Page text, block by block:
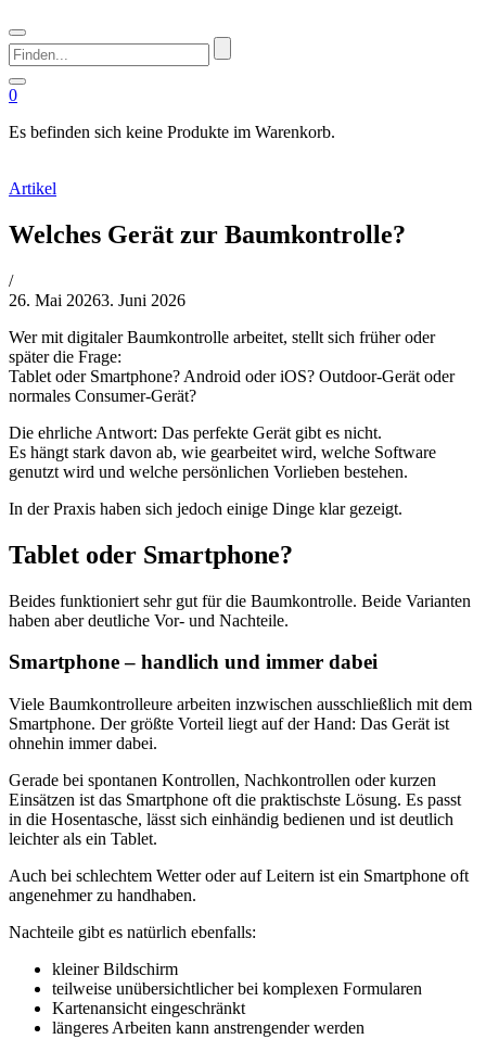
Finden...
0
Es befinden sich keine Produkte im Warenkorb.
Artikel
Welches Gerät zur Baumkontrolle?
von
Philipp
/
26. Mai 20263. Juni 2026
Wer mit digitaler Baumkontrolle arbeitet, stellt sich früher oder
später die Frage:
Tablet oder Smartphone? Android oder iOS? Outdoor-Gerät oder
normales Consumer-Gerät?
Die ehrliche Antwort: Das perfekte Gerät gibt es nicht.
Es hängt stark davon ab, wie gearbeitet wird, welche Software
genutzt wird und welche persönlichen Vorlieben bestehen.
In der Praxis haben sich jedoch einige Dinge klar gezeigt.
Tablet oder Smartphone?
Beides funktioniert sehr gut für die Baumkontrolle. Beide Varianten
haben aber deutliche Vor- und Nachteile.
Smartphone – handlich und immer dabei
Viele Baumkontrolleure arbeiten inzwischen ausschließlich mit dem
Smartphone. Der größte Vorteil liegt auf der Hand: Das Gerät ist
ohnehin immer dabei.
Gerade bei spontanen Kontrollen, Nachkontrollen oder kurzen
Einsätzen ist das Smartphone oft die praktischste Lösung. Es passt
in die Hosentasche, lässt sich einhändig bedienen und ist deutlich
leichter als ein Tablet.
Auch bei schlechtem Wetter oder auf Leitern ist ein Smartphone oft
angenehmer zu handhaben.
Nachteile gibt es natürlich ebenfalls:
kleiner Bildschirm
teilweise unübersichtlicher bei komplexen Formularen
Kartenansicht eingeschränkt
längeres Arbeiten kann anstrengender werden